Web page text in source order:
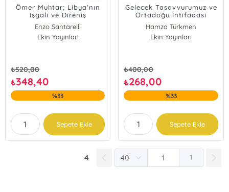
Ömer Muhtar; Libya'nın
İşgali ve Direniş
Enzo Santarelli
Giorgio Rochat
Ekin Yayınları
₺520,00
₺348,40
%33
Sepete Ekle
Gelecek Tasavvurumuz ve
Ortadoğu İntifadası
Hamza Türkmen
Ekin Yayınları
₺400,00
₺268,00
%33
Sepete Ekle
4 1